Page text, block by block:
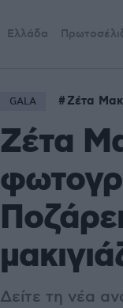
Ελλάδα
GALA Ζέτα
Ζέτα
Δείτε τη νέα